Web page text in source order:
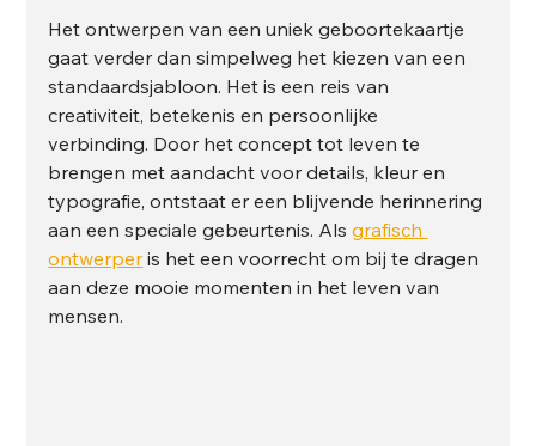
Het ontwerpen van een uniek geboortekaartje
gaat verder dan simpelweg het kiezen van een
standaardsjabloon. Het is een reis van
creativiteit, betekenis en persoonlijke
verbinding. Door het concept tot leven te
brengen met aandacht voor details, kleur en
typografie, ontstaat er een blijvende herinnering
aan een speciale gebeurtenis. Als grafisch
ontwerper is het een voorrecht om bij te dragen
aan deze mooie momenten in het leven van
mensen.